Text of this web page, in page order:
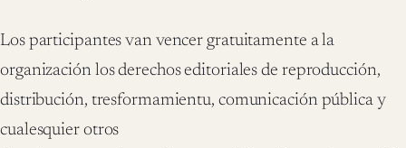
Los participantes van vencer gratuitamente a la
organización los derechos editoriales de reproducción,
distribución, tresformamientu, comunicación pública y
cualesquier otros